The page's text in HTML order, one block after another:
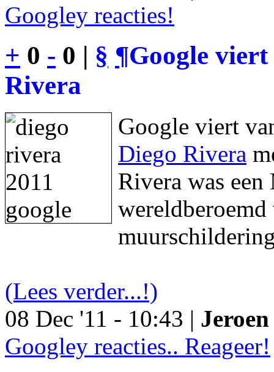
Googley reacties!
+ 0 - 0 | § ¶Google
Rivera
Google viert
Diego Rivera
Rivera was een
(Lees verder...!)
08 Dec '11 - 10:43 |
Googley reacties.. Reageer!